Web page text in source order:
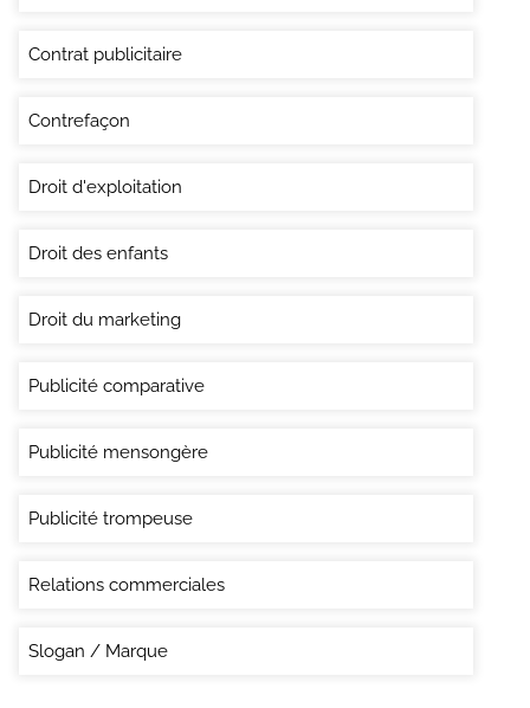
Contrat publicitaire
Contrefaçon
Droit d'exploitation
Droit des enfants
Droit du marketing
Publicité comparative
Publicité mensongère
Publicité trompeuse
Relations commerciales
Slogan / Marque